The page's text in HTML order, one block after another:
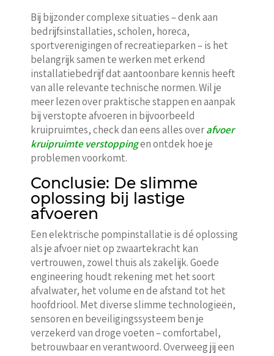
Bij bijzonder complexe situaties – denk aan
bedrijfsinstallaties, scholen, horeca,
sportverenigingen of recreatieparken – is het
belangrijk samen te werken met erkend
installatiebedrijf dat aantoonbare kennis heeft
van alle relevante technische normen. Wil je
meer lezen over praktische stappen en aanpak
bij verstopte afvoeren in bijvoorbeeld
kruipruimtes, check dan eens alles overafvoer
kruipruimte verstoppingen ontdek hoe je
problemen voorkomt.
Conclusie: De slimme
oplossing bij lastige
afvoeren
Een elektrische pompinstallatie is dé oplossing
als je afvoer niet op zwaartekracht kan
vertrouwen, zowel thuis als zakelijk. Goede
engineering houdt rekening met het soort
afvalwater, het volume en de afstand tot het
hoofdriool. Met diverse slimme technologieën,
sensoren en beveiligingssysteem ben je
verzekerd van droge voeten – comfortabel,
betrouwbaar en verantwoord. Overweeg jij een